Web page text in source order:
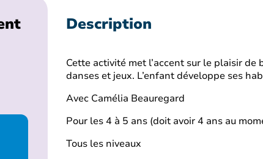
Description
Cette activité met l’accent sur le plaisir
danses et jeux. L’enfant développe ses
Avec Camélia Beauregard
Pour les 4 à 5 ans (doit avoir 4 ans au
Tous les niveaux